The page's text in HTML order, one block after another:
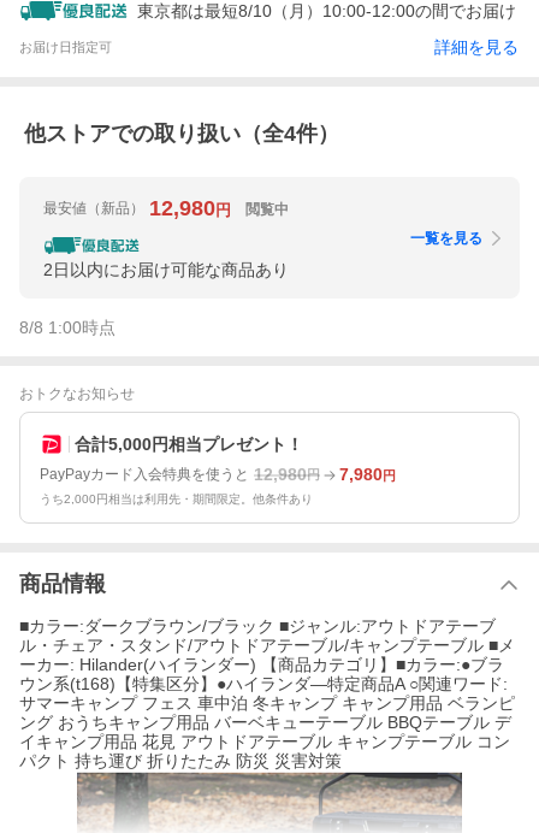
東京都は最短8/10（月）10:00-12:00の間でお届け
お届け日指定可 詳細を見る
他ストアでの取り扱い（全4件）
最安値 （新品） 12,980円 閲覧中
2日以内にお届け可能な商品あり
一覧を見る
8/8 1:00時点
おトクなお知らせ
合計5,000円相当プレゼント！
PayPayカード入会特典を使うと 12,980円 7,980円
うち2,000円相当は利用先・期間限定。他条件あり
商品情報
■カラー:ダークブラウン/ブラック ■ジャンル:アウトドアテーブ
ル・チェア・スタンド/アウトドアテーブル/キャンプテーブル ■メ
ーカー: Hilander(ハイランダー) 【商品カテゴリ】■カラー:●ブラ
ウン系(t168)【特集区分】●ハイランダ―特定商品A ○関連ワード:
サマーキャンプ フェス 車中泊 冬キャンプ キャンプ用品 ベランピ
ング おうちキャンプ用品 バーベキューテーブル BBQテーブル デ
イキャンプ用品 花見 アウトドアテーブル キャンプテーブル コン
パクト 持ち運び 折りたたみ 防災 災害対策